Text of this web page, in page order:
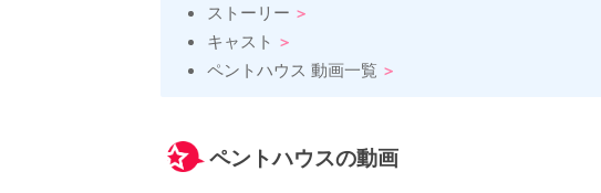
ストーリー
キャスト
ペントハウス 動画一覧
ペントハウスの動画